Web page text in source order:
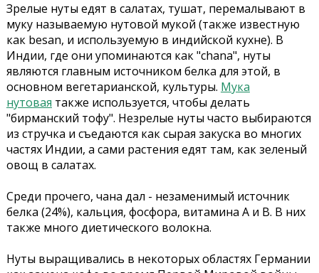
Зрелые нуты едят в салатах, тушат, перемалывают в
муку называемую нутовой мукой (также известную
как besan, и используемую в индийской кухне). В
Индии, где они упоминаются как "chana", нуты
являются главным источником белка для этой, в
основном вегетарианской, культуры. Мука
нутовая также используется, чтобы делать
"бирманский тофу". Незрелые нуты часто выбираются
из стручка и съедаются как сырая закуска во многих
частях Индии, а сами растения едят там, как зеленый
овощ в салатах.
Среди прочего, чана дал - незаменимый источник
белка (24%), кальция, фосфора, витамина А и В. В них
также много диетического волокна.
Нуты выращивались в некоторых областях Германии